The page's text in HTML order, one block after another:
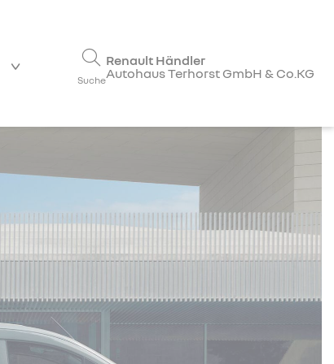
Suche
Renault Händler
Autohaus Terhorst GmbH & Co.KG